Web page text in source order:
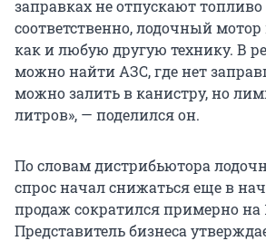
заправках не отпускают
соответственно, лодочный мотор
как и любую другую технику. В
можно найти АЗС, где нет
можно залить в канистру, но
литров», — поделился он.
По словам дистрибьютора
спрос начал снижаться еще в
продаж сократился примерно на
Представитель бизнеса